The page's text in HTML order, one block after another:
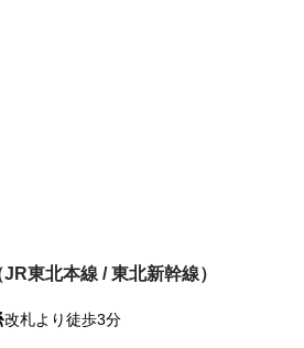
東北本線 / 東北新幹線）
改札より徒歩3分